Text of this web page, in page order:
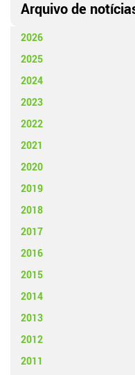
Arquivo de
2026
2025
2024
2023
2022
2021
2020
2019
2018
2017
2016
2015
2014
2013
2012
2011